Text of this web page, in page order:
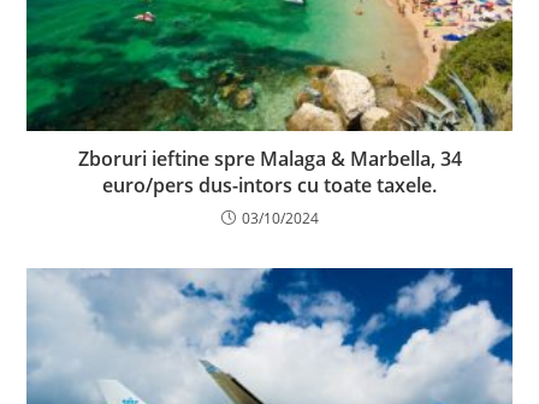
Zboruri ieftine spre Malaga & Marbella, 34
euro/pers dus-intors cu toate taxele.
03/10/2024